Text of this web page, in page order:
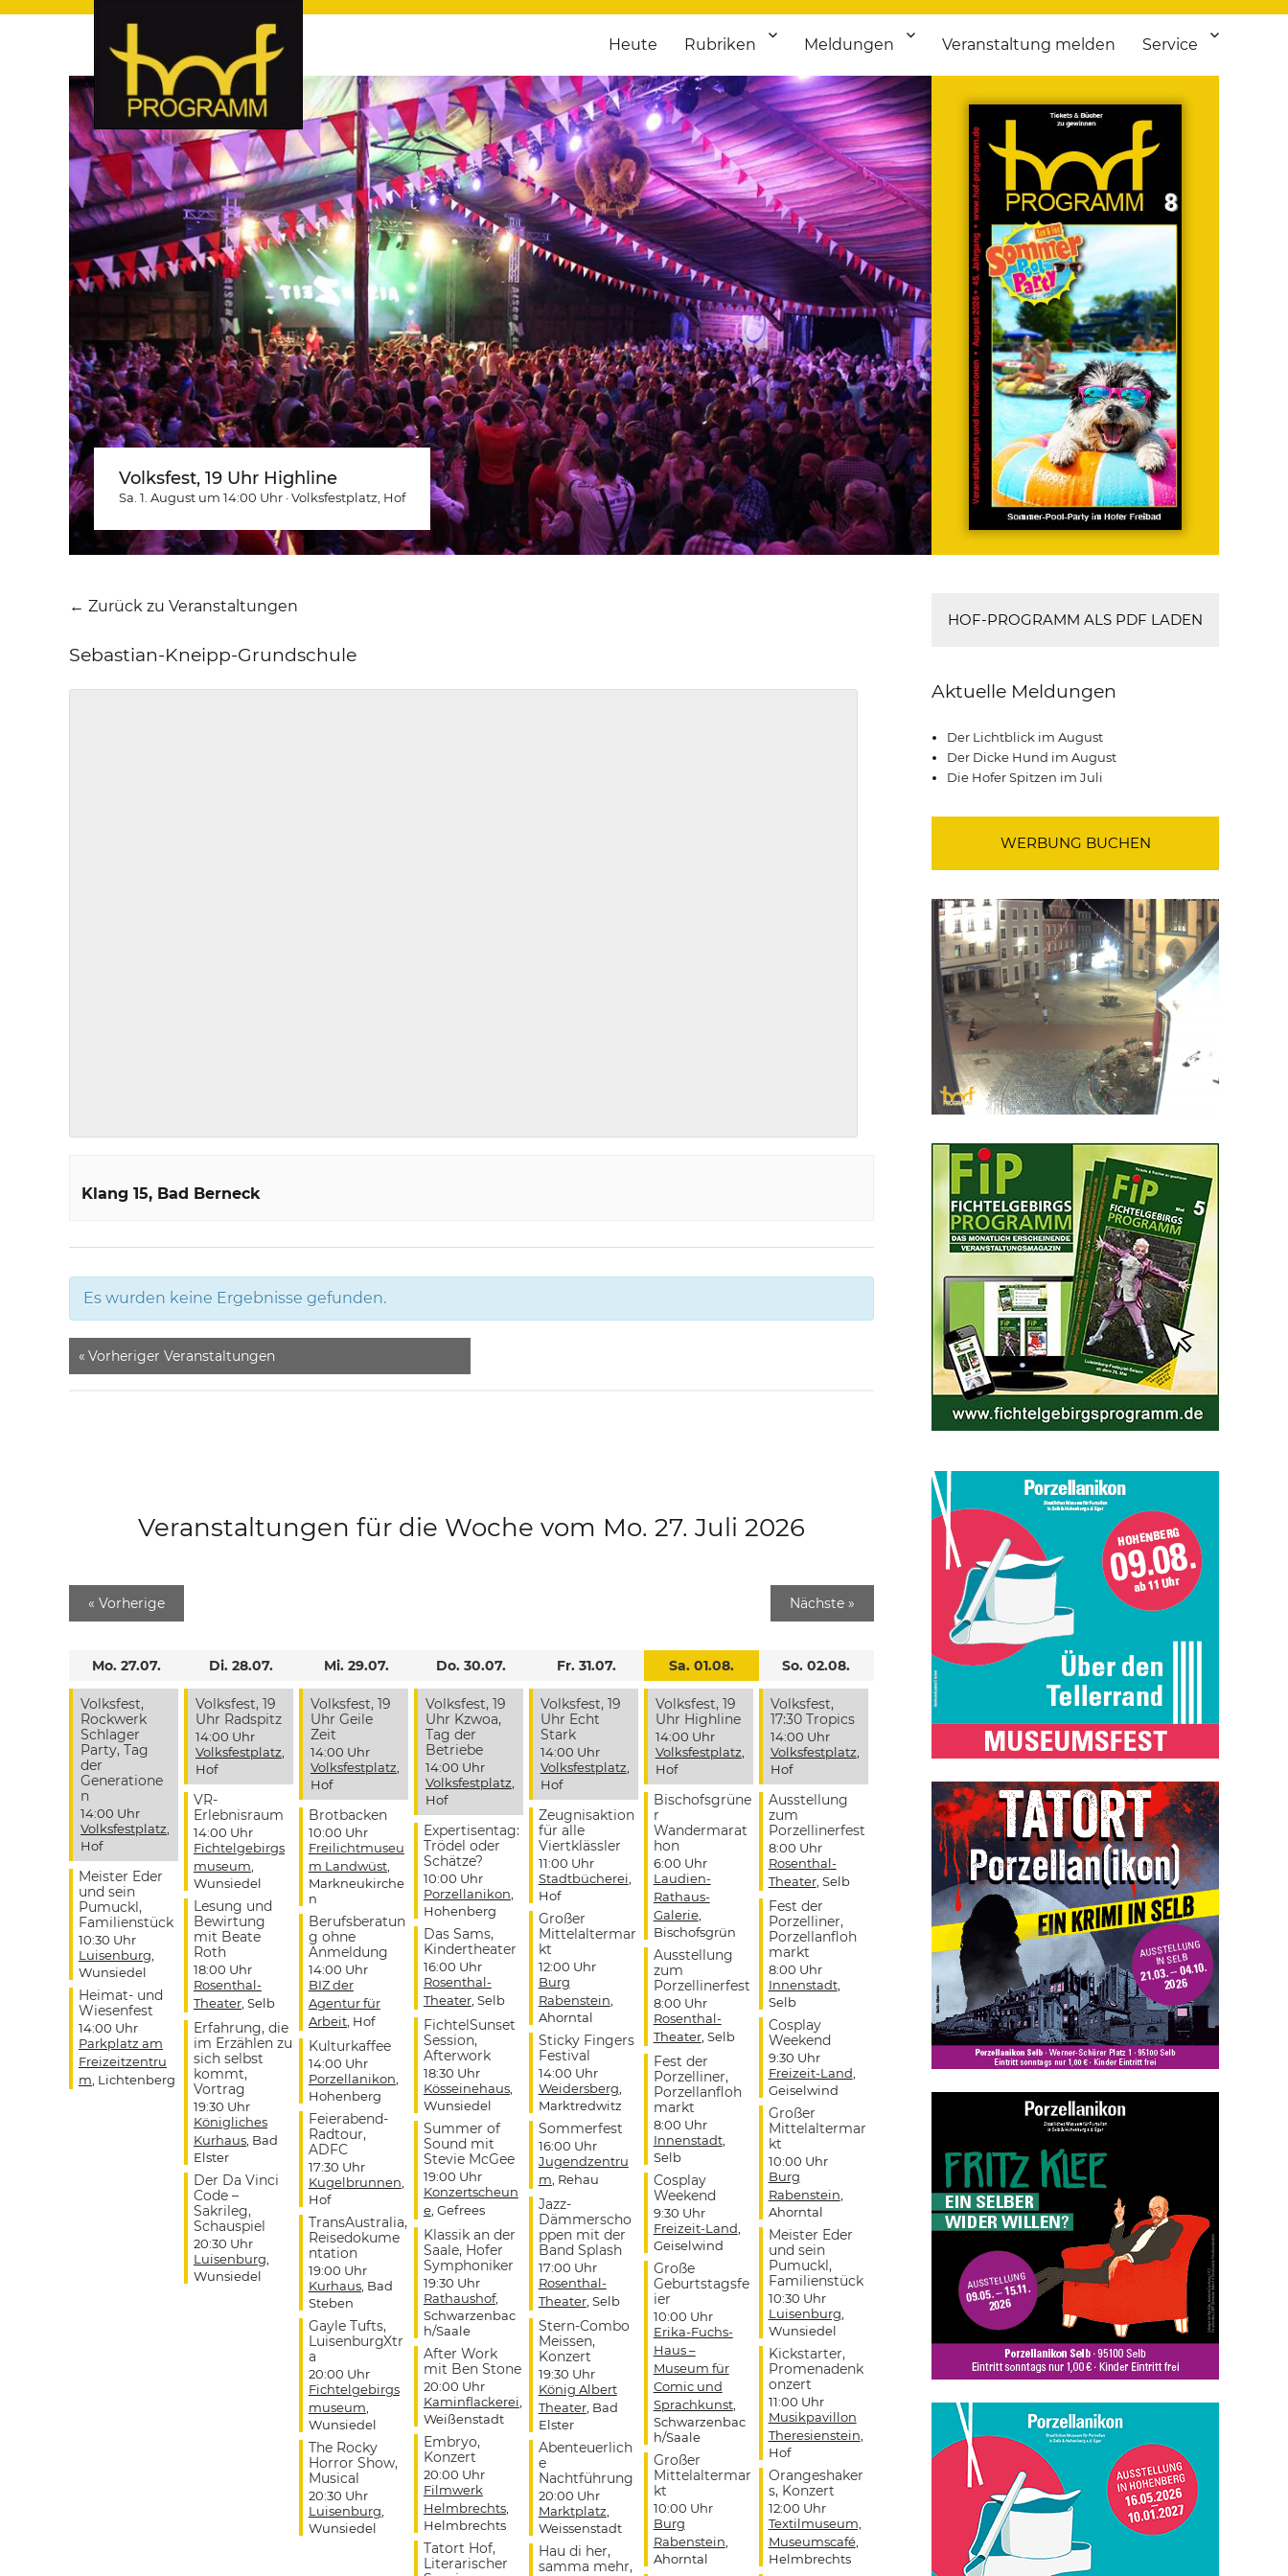
hof-programm – das Veranstaltungsportal für Hochfranken
hof-programm – das Veranstaltungsportal für Hof und Hochfranken. Täglich aktuelle Termine von Kultur bis Sport, von Theater bis Flohmarkt.
Heute Rubriken Meldungen Veranstaltung melden Service
Volksfest, 19 Uhr Highline
Sa. 1. August um 14:00 Uhr ·Volksfestplatz , Hof
← Zurück zu Veranstaltungen
Sebastian-Kneipp-Grundschule
Klang 15 Bad Berneck
Es wurden keine Ergebnisse gefunden.
« Vorheriger Veranstaltungen
Veranstaltungen für die Woche vom Mo. 27. Juli 2026
« Vorherige Nächste »
Mo. 27.07.
Volksfest,
Rockwerk
Schlager
Party, Tag
der
Generatione
n
14:00 Uhr
Volksfestplatz,
Hof
Meister Eder
und sein
Pumuckl,
Familienstück
10:30 Uhr
Luisenburg,
Wunsiedel
Heimat- und
Wiesenfest
14:00 Uhr
Parkplatz am
Freizeitzentru
m, Lichtenberg
Di. 28.07.
Volksfest, 19
Uhr Radspitz
14:00 Uhr
Volksfestplatz,
Hof
VR-
Erlebnisraum
14:00 Uhr
Fichtelgebirgs
museum,
Wunsiedel
Lesung und
Bewirtung
mit Beate
Roth
18:00 Uhr
Rosenthal-
Theater, Selb
Erfahrung, die
im Erzählen zu
sich selbst
kommt,
Vortrag
19:30 Uhr
Königliches
Kurhaus, Bad
Elster
Der Da Vinci
Code –
Sakrileg,
Schauspiel
20:30 Uhr
Luisenburg,
Wunsiedel
Mi. 29.07.
Volksfest, 19
Uhr Geile
Zeit
14:00 Uhr
Volksfestplatz,
Hof
Brotbacken
10:00 Uhr
Freilichtmuseu
m Landwüst,
Markneukirche
n
Berufsberatun
g ohne
Anmeldung
14:00 Uhr
BIZ der
Agentur für
Arbeit, Hof
Kulturkaffee
14:00 Uhr
Porzellanikon,
Hohenberg
Feierabend-
Radtour,
ADFC
17:30 Uhr
Kugelbrunnen,
Hof
TransAustralia,
Reisedokume
ntation
19:00 Uhr
Kurhaus, Bad
Steben
Gayle Tufts,
LuisenburgXtr
a
20:00 Uhr
Fichtelgebirgs
museum,
Wunsiedel
The Rocky
Horror Show,
Musical
20:30 Uhr
Luisenburg,
Wunsiedel
Do. 30.07.
Volksfest, 19
Uhr Kzwoa,
Tag der
Betriebe
14:00 Uhr
Volksfestplatz,
Hof
Expertisentag:
Trödel oder
Schätze?
10:00 Uhr
Porzellanikon,
Hohenberg
Das Sams,
Kindertheater
16:00 Uhr
Rosenthal-
Theater, Selb
FichtelSunset
Session,
Afterwork
18:30 Uhr
Kösseinehaus,
Wunsiedel
Summer of
Sound mit
Stevie McGee
19:00 Uhr
Konzertscheun
e, Gefrees
Klassik an der
Saale, Hofer
Symphoniker
19:30 Uhr
Rathaushof,
Schwarzenbac
h/Saale
After Work
mit Ben Stone
20:00 Uhr
Kaminflackerei,
Weißenstadt
Embryo,
Konzert
20:00 Uhr
Filmwerk
Helmbrechts,
Helmbrechts
Tatort Hof,
Literarischer
Fr. 31.07.
Volksfest, 19
Uhr Echt
Stark
14:00 Uhr
Volksfestplatz,
Hof
Zeugnisaktion
für alle
Viertklässler
11:00 Uhr
Stadtbücherei,
Hof
Großer
Mittelaltermar
kt
12:00 Uhr
Burg
Rabenstein,
Ahorntal
Sticky Fingers
Festival
14:00 Uhr
Weidersberg,
Marktredwitz
Sommerfest
16:00 Uhr
Jugendzentru
m, Rehau
Jazz-
Dämmerscho
ppen mit der
Band Splash
17:00 Uhr
Rosenthal-
Theater, Selb
Stern-Combo
Meissen,
Konzert
19:30 Uhr
König Albert
Theater, Bad
Elster
Abenteuerlich
e
Nachtführung
20:00 Uhr
Marktplatz,
Weissenstadt
Hau di her,
samma mehr,
Sa. 01.08.
Volksfest, 19
Uhr Highline
14:00 Uhr
Volksfestplatz,
Hof
Bischofsgrüne
r
Wandermarat
hon
6:00 Uhr
Laudien-
Rathaus-
Galerie,
Bischofsgrün
Ausstellung
zum
Porzellinerfest
8:00 Uhr
Rosenthal-
Theater, Selb
Fest der
Porzelliner,
Porzellanfloh
markt
8:00 Uhr
Innenstadt,
Selb
Cosplay
Weekend
9:30 Uhr
Freizeit-Land,
Geiselwind
Große
Geburtstagsfe
ier
10:00 Uhr
Erika-Fuchs-
Haus –
Museum für
Comic und
Sprachkunst,
Schwarzenbac
h/Saale
Großer
Mittelaltermar
kt
10:00 Uhr
Burg
Rabenstein,
Ahorntal
So. 02.08.
Volksfest,
17:30 Tropics
14:00 Uhr
Volksfestplatz,
Hof
Ausstellung
zum
Porzellinerfest
8:00 Uhr
Rosenthal-
Theater, Selb
Fest der
Porzelliner,
Porzellanfloh
markt
8:00 Uhr
Innenstadt,
Selb
Cosplay
Weekend
9:30 Uhr
Freizeit-Land,
Geiselwind
Großer
Mittelaltermar
kt
10:00 Uhr
Burg
Rabenstein,
Ahorntal
Meister Eder
und sein
Pumuckl,
Familienstück
10:30 Uhr
Luisenburg,
Wunsiedel
Kickstarter,
Promenadenk
onzert
11:00 Uhr
Musikpavillon
Theresienstein,
Hof
Orangeshaker
s, Konzert
12:00 Uhr
Textilmuseum,
Museumscafé,
Helmbrechts
HOF-PROGRAMM ALS PDF LADEN
Aktuelle Meldungen
Der Lichtblick im August
Der Dicke Hund im August
Die Hofer Spitzen im Juli
WERBUNG BUCHEN